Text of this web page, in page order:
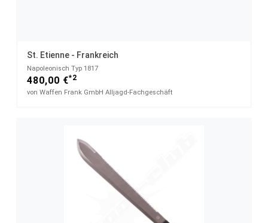
St. Etienne - Frankreich
Napoleonisch Typ 1817
480,00 €*2
von Waffen Frank GmbH Alljagd-Fachgeschäft